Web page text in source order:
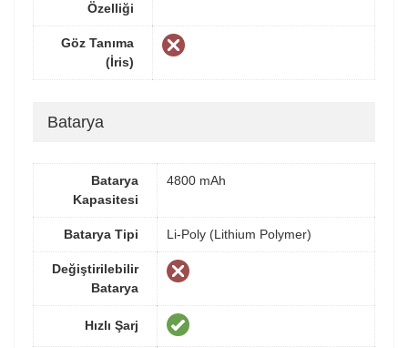
Özelliği
Göz Tanıma
(İris)
Batarya
Batarya
Kapasitesi
4800 mAh
Batarya Tipi Li-Poly (Lithium Polymer)
Değiştirilebilir
Batarya
Hızlı Şarj